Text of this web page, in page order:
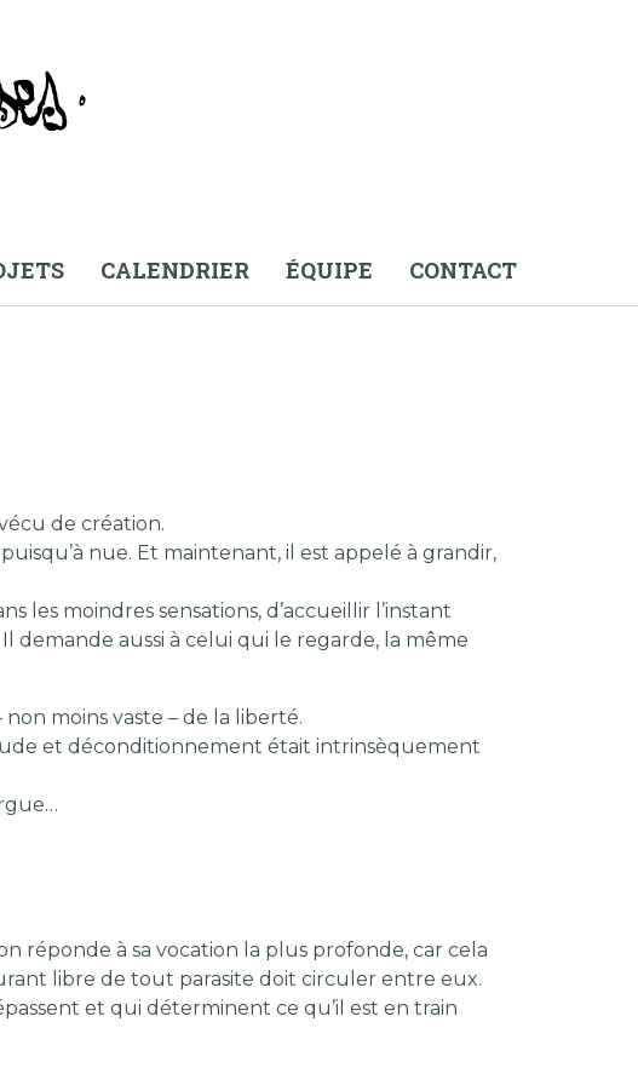
CALENDRIER ÉQUIPE CONTACT
de création.
nue. Et maintenant, il est appelé à grandir,
les moindres sensations, d’accueillir l’instant
demande aussi à celui qui le regarde, la même
moins vaste – de la liberté.
et déconditionnement était intrinsèquement
réponde à sa vocation la plus profonde, car cela
libre de tout parasite doit circuler entre eux.
et qui déterminent ce qu’il est en train